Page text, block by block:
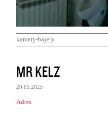
kamery-bajery
K
o
m
e
MR KELZ
20.05.2025
Adres